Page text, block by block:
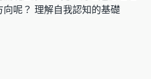
呢？ 理解自我認知的基礎